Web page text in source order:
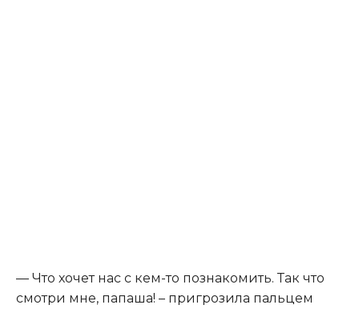
— Что хочет нас с кем-то познакомить. Так что
смотри мне, папаша! – пригрозила пальцем